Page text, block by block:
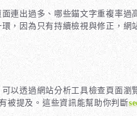
連出過多、哪些錨文字重複率
環，因為只有持續檢視與修正，網
以透過網站分析工具檢查頁面
被提及。這些資訊能幫助你判斷